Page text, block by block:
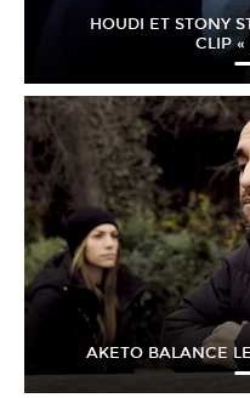
HOUDI ET STONY
CLIP «
AKETO BALANCE